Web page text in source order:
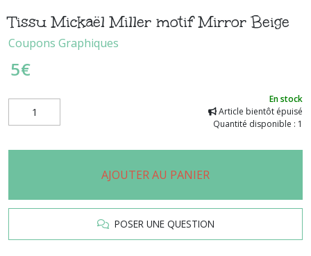
Tissu Mickaël Miller motif Mirror Beige
Coupons Graphiques
5€
En stock
Article bientôt épuisé
Quantité disponible : 1
AJOUTER AU PANIER
POSER UNE QUESTION